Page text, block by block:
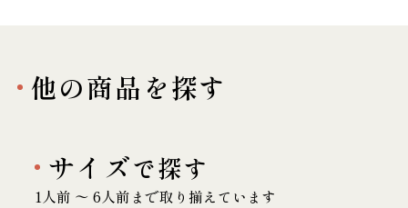
他の商品を探す
サイズで探す
1人前 〜 6人前まで取り揃えています